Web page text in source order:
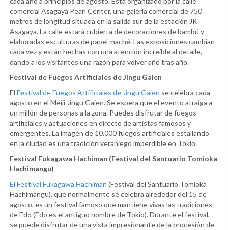
comercial Asagaya Pearl Center, una galería comercial de 750
metros de longitud situada en la salida sur de la estación JR
Asagaya. La calle estará cubierta de decoraciones de bambú y
elaboradas esculturas de papel maché. Las exposiciones cambian
cada vez y están hechas con una atención increíble al detalle,
dando a los visitantes una razón para volver año tras año.
Festival de Fuegos Artificiales de Jingu Gaien
El Festival de Fuegos Artificiales de Jingu Gaien se celebra cada
agosto en el Meiji Jingu Gaien. Se espera que el evento atraiga a
un millón de personas a la zona. Puedes disfrutar de fuegos
artificiales y actuaciones en directo de artistas famosos y
emergentes. La imagen de 10.000 fuegos artificiales estallando
en la ciudad es una tradición veraniego imperdible en Tokio.
Festival Fukagawa Hachiman (Festival del Santuario Tomioka
Hachimangu)
El Festival Fukagawa Hachiman (Festival del Santuario Tomioka
Hachimangu), que normalmente se celebra alrededor del 15 de
agosto, es un festival famoso que mantiene vivas las tradiciones
de Edo (Edo es el antiguo nombre de Tokio). Durante el festival,
se puede disfrutar de una vista impresionante de la procesión de